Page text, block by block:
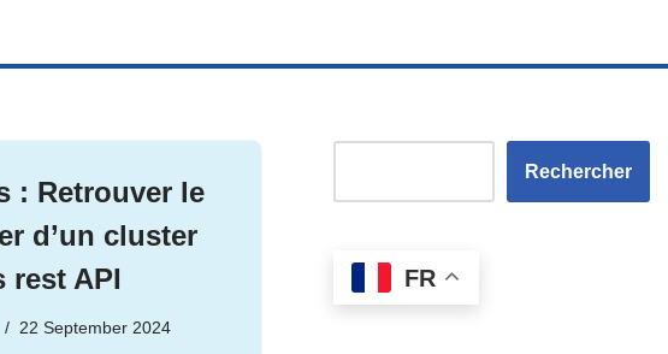
: Retrouver le
d’un cluster
rest API
22 September 2024
Rechercher
FR